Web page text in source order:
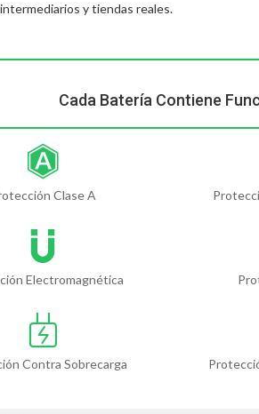
y tiendas reales.
Cada Batería Contiene
Clase A
Electromagnética
Contra Sobrecarga